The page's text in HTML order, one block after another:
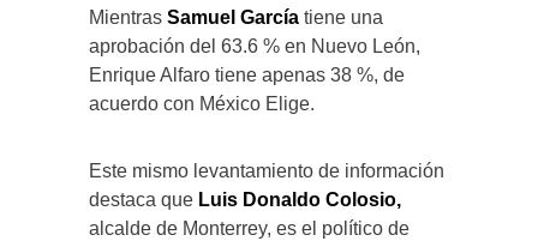
Mientras Samuel García tiene una
aprobación del 63.6 % en Nuevo León,
Enrique Alfaro tiene apenas 38 %, de
acuerdo con México Elige.
Este mismo levantamiento de información
destaca que Luis Donaldo Colosio,
alcalde de Monterrey, es el político de